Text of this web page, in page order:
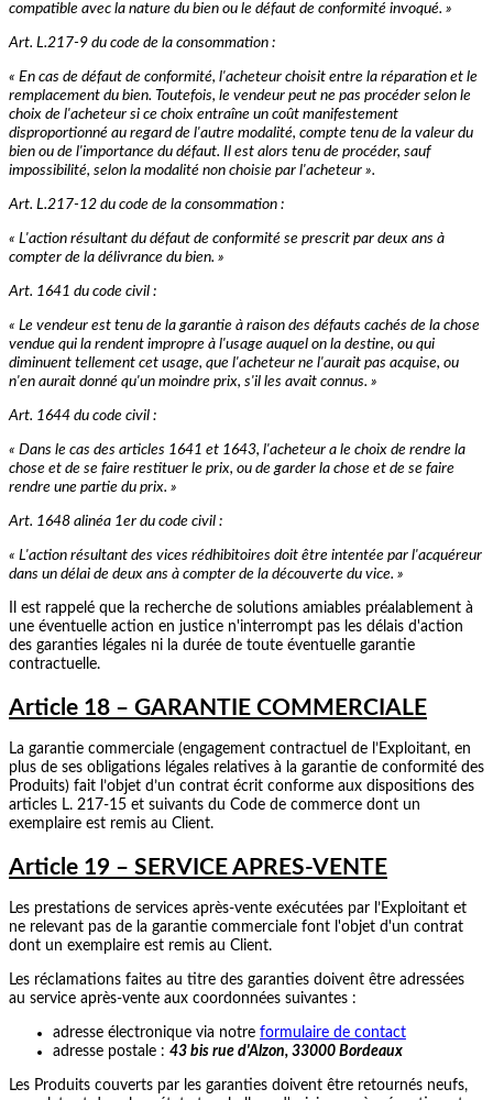
compatible avec la nature du bien ou le défaut de conformité invoqué. »
Art. L.217-9 du code de la consommation :
« En cas de défaut de conformité, l'acheteur choisit entre la réparation et le
remplacement du bien. Toutefois, le vendeur peut ne pas procéder selon le
choix de l'acheteur si ce choix entraîne un coût manifestement
disproportionné au regard de l'autre modalité, compte tenu de la valeur du
bien ou de l'importance du défaut. Il est alors tenu de procéder, sauf
impossibilité, selon la modalité non choisie par l'acheteur ».
Art. L.217-12 du code de la consommation :
« L'action résultant du défaut de conformité se prescrit par deux ans à
compter de la délivrance du bien. »
Art. 1641 du code civil :
« Le vendeur est tenu de la garantie à raison des défauts cachés de la chose
vendue qui la rendent impropre à l'usage auquel on la destine, ou qui
diminuent tellement cet usage, que l'acheteur ne l'aurait pas acquise, ou
n'en aurait donné qu'un moindre prix, s'il les avait connus. »
Art. 1644 du code civil :
« Dans le cas des articles 1641 et 1643, l'acheteur a le choix de rendre la
chose et de se faire restituer le prix, ou de garder la chose et de se faire
rendre une partie du prix. »
Art. 1648 alinéa 1er du code civil :
« L'action résultant des vices rédhibitoires doit être intentée par l'acquéreur
dans un délai de deux ans à compter de la découverte du vice. »
Il est rappelé que la recherche de solutions amiables préalablement à
une éventuelle action en justice n'interrompt pas les délais d'action
des garanties légales ni la durée de toute éventuelle garantie
contractuelle.
Article 18 – GARANTIE COMMERCIALE
La garantie commerciale (engagement contractuel de l’Exploitant, en
plus de ses obligations légales relatives à la garantie de conformité des
Produits) fait l’objet d’un contrat écrit conforme aux dispositions des
articles L. 217-15 et suivants du Code de commerce dont un
exemplaire est remis au Client.
Article 19 – SERVICE APRES-VENTE
Les prestations de services après-vente exécutées par l’Exploitant et
ne relevant pas de la garantie commerciale font l'objet d'un contrat
dont un exemplaire est remis au Client.
Les réclamations faites au titre des garanties doivent être adressées
au service après-vente aux coordonnées suivantes :
adresse électronique via notre formulaire de contact
adresse postale : 43 bis rue d'Alzon, 33000 Bordeaux
Les Produits couverts par les garanties doivent être retournés neufs,